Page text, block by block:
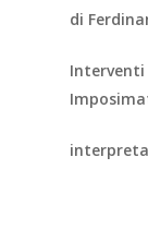
di
Interventi